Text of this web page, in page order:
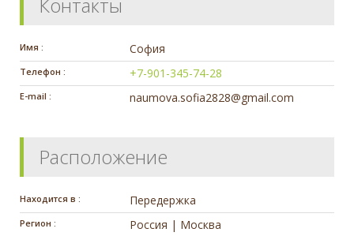
Имя : София
Телефон : +7-901-345-74-28
E-mail : naumova.sofia2828@gmail.com
Расположение
Находится в : Передержка
Регион : Россия | Москва